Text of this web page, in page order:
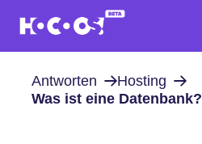
Antworten
Hosting
Was ist eine Datenbank?